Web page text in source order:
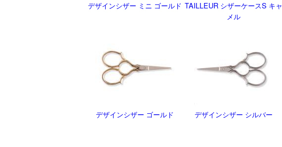
デザインシザー ミニ ゴールド TAILLEUR シザーケースS キャ
メル
デザインシザー ゴールド デザインシザー シルバー